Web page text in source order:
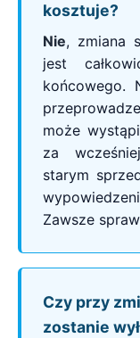
kosztuje?
Nie, zmiana
jest
końcowego.
może
za
starym
Zawsze
Czy przy
zostanie